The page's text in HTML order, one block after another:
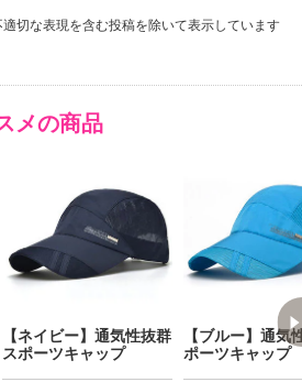
切な表現を含む投稿を除いて表示しています
メの商品
【ネイビー】通気性抜群
スポーツキャップ
【ブルー】通気
ポーツキャップ